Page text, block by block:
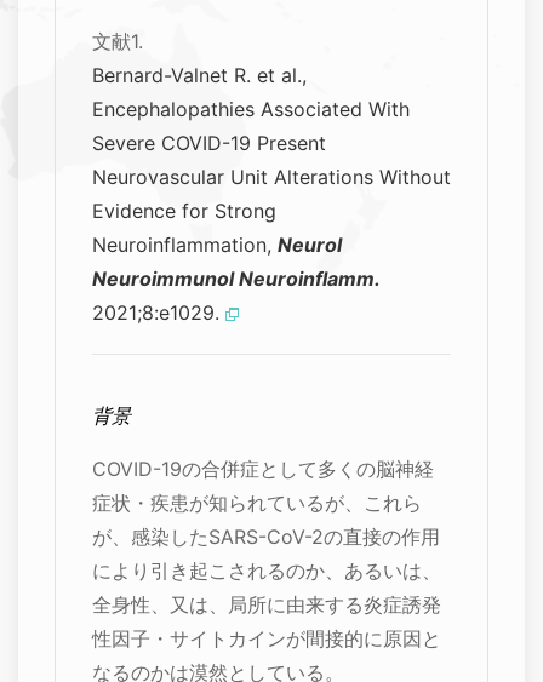
文献1.
Bernard-Valnet R. et al.,
Encephalopathies Associated With
Severe COVID-19 Present
Neurovascular Unit Alterations Without
Evidence for Strong
Neuroinflammation, Neurol
Neuroimmunol Neuroinflamm.
2021;8:e1029.
背景
COVID-19の合併症として多くの脳神経
症状・疾患が知られているが、これら
が、感染したSARS-CoV-2の直接の作用
により引き起こされるのか、あるいは、
全身性、又は、局所に由来する炎症誘発
性因子・サイトカインが間接的に原因と
なるのかは漠然としている。